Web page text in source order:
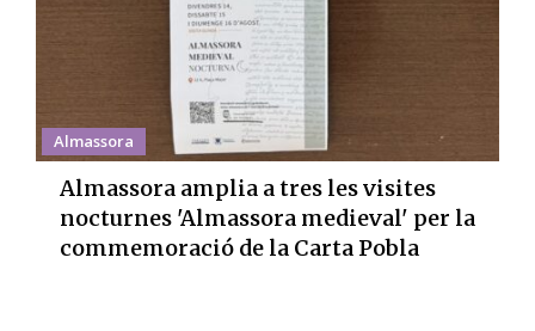
Almassora
Almassora amplia a tres les visites
nocturnes 'Almassora medieval' per la
commemoració de la Carta Pobla